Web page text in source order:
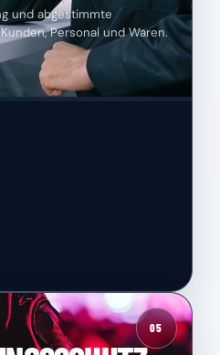
und abgestimmte
Personal und Waren.
05